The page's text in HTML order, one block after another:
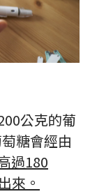
公克的葡
糖會經由
過180
來。